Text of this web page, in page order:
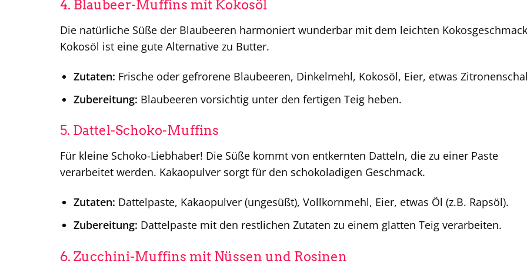
4. Blaubeer-Muffins mit Kokosöl
Die natürliche Süße der Blaubeeren harmoniert wunderbar mit dem leichten
Kokosöl ist eine gute Alternative zu Butter.
Zutaten: Frische oder gefrorene Blaubeeren, Dinkelmehl, Kokosöl, Eier, etwas
Zubereitung: Blaubeeren vorsichtig unter den fertigen Teig heben.
5. Dattel-Schoko-Muffins
Für kleine Schoko-Liebhaber! Die Süße kommt von entkernten Datteln, die zu einer Paste
verarbeitet werden. Kakaopulver sorgt für den schokoladigen Geschmack.
Zutaten: Dattelpaste, Kakaopulver (ungesüßt), Vollkornmehl, Eier, etwas Öl (z.B. Rapsöl).
Zubereitung: Dattelpaste mit den restlichen Zutaten zu einem glatten Teig verarbeiten.
6. Zucchini-Muffins mit Nüssen und Rosinen